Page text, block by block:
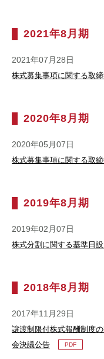
2021年8月期
2021年07月28日
株式募集事項に関する取
2020年8月期
2020年05月07日
株式募集事項に関する取
2019年8月期
2019年02月07日
株式分割に関する基準日
2018年8月期
2017年11月29日
譲渡制限付株式報酬制度
会決議公告
PDF